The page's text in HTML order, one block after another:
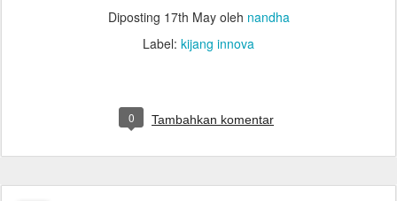
Diposting 17th Mayoleh nandha
Label: kijang innova
0 Tambahkan komentar